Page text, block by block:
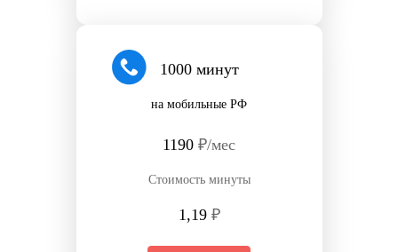
1000 минут
на мобильные РФ
1190 ₽/мес
Стоимость минуты
1,19 ₽